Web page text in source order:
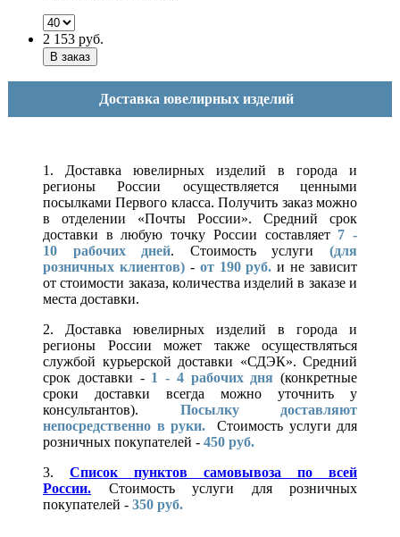
2 153 руб.
Доставка ювелирных изделий
1. Доставка ювелирных изделий в города и
регионы России осуществляется ценными
посылками Первого класса. Получить заказ можно
в отделении «Почты России». Средний срок
доставки в любую точку России составляет 7 -
10 рабочих дней. Стоимость услуги(для
розничных клиентов)- от 190 руб. и не зависит
от стоимости заказа, количества изделий в заказе и
места доставки.
2. Доставка ювелирных изделий в города и
регионы России может также осуществляться
службой курьерской доставки «СДЭК». Средний
срок доставки - 1 - 4 рабочих дня (конкретные
сроки доставки всегда можно уточнить у
консультантов). Посылку доставляют
непосредственно в руки.
Стоимость услуги для
розничных покупателей - 450 руб.
3. Список пунктов самовывоза по всей
России.
Стоимость услуги для розничных
покупателей - 350 руб.